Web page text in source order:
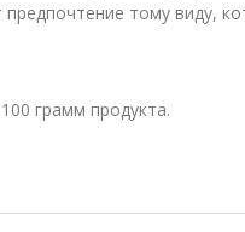
тому виду,
грамм продукта.